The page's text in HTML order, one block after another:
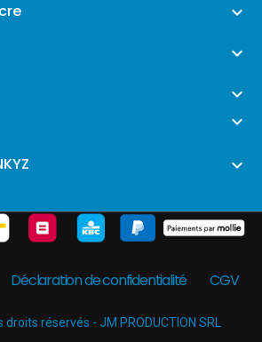





Déclaration de confidentialité CGV
réservés - JM PRODUCTION SRL